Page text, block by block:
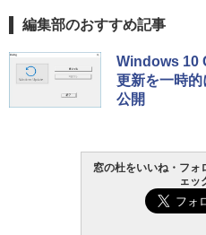
￥139,880
生成AIパ
￥1,766
AIイラス
出す プロ
ズ (はぴー
Amazon
ンチディ
週間持続
Amazon
ない、大
続バッテ
編集部のおすすめ記事
Windows 10
更新を一時
公開
窓の杜をいいね・フォ
ェッ